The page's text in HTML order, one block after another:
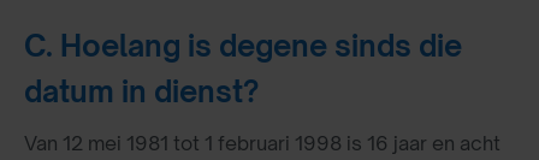
C. Hoelang is degene sinds die
datum in dienst?
Van 12 mei 1981 tot 1 februari 1998 is 16 jaar en acht